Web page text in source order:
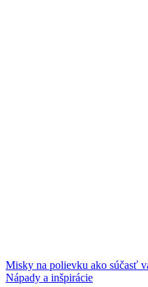
Misky na polievku ako súčasť
Nápady a inšpirácie